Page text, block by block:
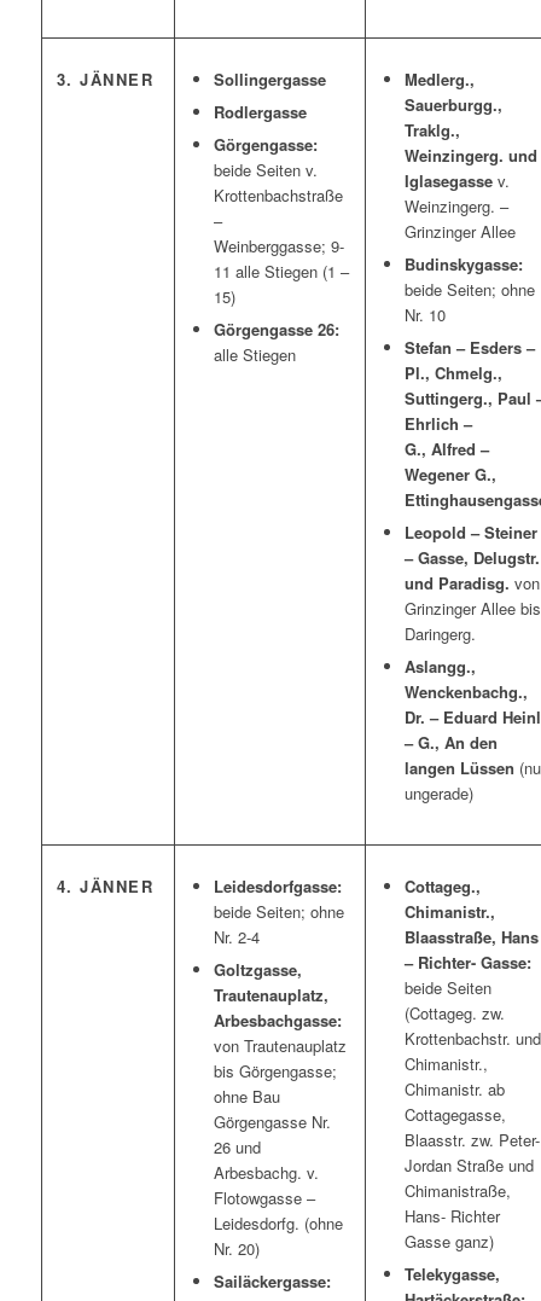
3. JÄNNER
Sollingergasse
Rodlergasse
Görgengasse:
beide Seiten v.
Krottenbachstraße
–
Weinberggasse; 9-
11 alle Stiegen (1 –
15)
Görgengasse 26:
alle Stiegen
Medlerg.,
Sauerburgg.,
Traklg.,
Weinzingerg. und
Iglasegasse v.
Weinzingerg. –
Grinzinger Allee
Budinskygasse:
beide Seiten; ohne
Nr. 10
Stefan – Esders –
Pl., Chmelg.,
Suttingerg., Paul
Ehrlich –
G., Alfred –
Wegener G.,
Leopold – Steiner
– Gasse, Delugstr.
und Paradisg. von
Grinzinger Allee bis
Daringerg.
Aslangg.,
Wenckenbachg.,
Dr. – Eduard Heinl
– G., An den
langen Lüssen
ungerade)
4. JÄNNER
Leidesdorfgasse:
beide Seiten; ohne
Nr. 2-4
Goltzgasse,
Trautenauplatz,
Arbesbachgasse:
von Trautenauplatz
bis Görgengasse;
ohne Bau
Görgengasse Nr.
26 und
Arbesbachg. v.
Flotowgasse –
Leidesdorfg. (ohne
Nr. 20)
Sailäckergasse:
Cottageg.,
Chimanistr.,
Blaasstraße, Hans
– Richter- Gasse:
beide Seiten
(Cottageg. zw.
Krottenbachstr. und
Chimanistr.,
Chimanistr. ab
Cottagegasse,
Blaasstr. zw. Peter-
Jordan Straße und
Chimanistraße,
Hans- Richter
Gasse ganz)
Telekygasse,